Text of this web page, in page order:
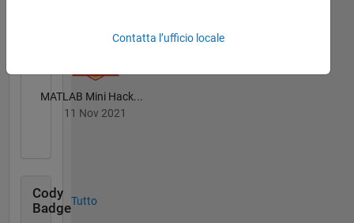
MATLAB Mini Hack...
11 Nov 2021
Cody
Badge
Tutto
Contatta l’ufficio locale